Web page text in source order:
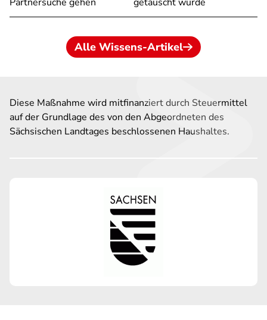
Alle Wissens-Artikel
Diese Maßnahme wird mitfinanziert durch Steuermittel
auf der Grundlage des von den Abgeordneten des
Sächsischen Landtages beschlossenen Haushaltes.